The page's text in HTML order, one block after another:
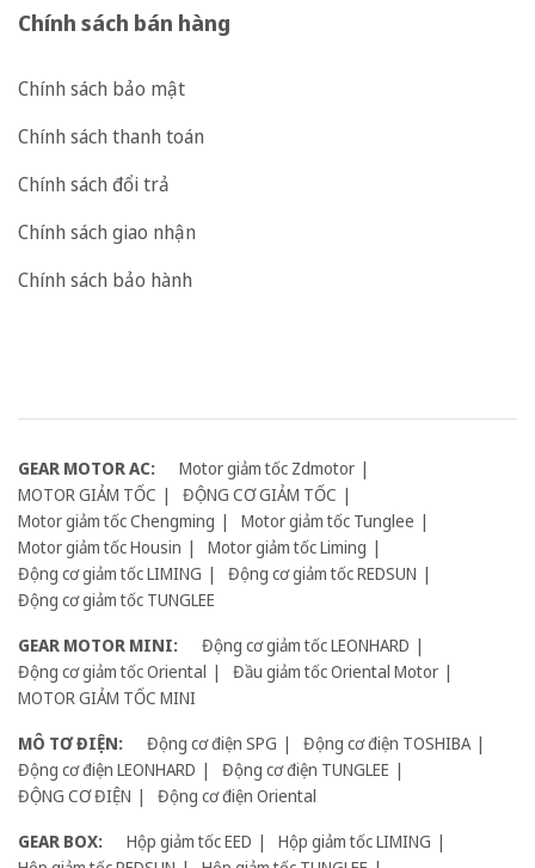
Chính sách bán hàng
Chính sách bảo mật
Chính sách thanh toán
Chính sách đổi trả
Chính sách giao nhận
Chính sách bảo hành
GEAR MOTOR AC:
Motor giảm tốc Zdmotor
MOTOR GIẢM TỐC
ĐỘNG CƠ GIẢM TỐC
Motor giảm tốc Chengming
Motor giảm tốc Tunglee
Motor giảm tốc Housin
Motor giảm tốc Liming
Động cơ giảm tốc LIMING
Động cơ giảm tốc REDSUN
Động cơ giảm tốc TUNGLEE
GEAR MOTOR MINI:
Động cơ giảm tốc LEONHARD
Động cơ giảm tốc Oriental
Đầu giảm tốc Oriental Motor
MOTOR GIẢM TỐC MINI
MÔ TƠ ĐIỆN:
Động cơ điện SPG
Động cơ điện TOSHIBA
Động cơ điện LEONHARD
Động cơ điện TUNGLEE
ĐỘNG CƠ ĐIỆN
Động cơ điện Oriental
GEAR BOX:
Hộp giảm tốc EED
Hộp giảm tốc LIMING